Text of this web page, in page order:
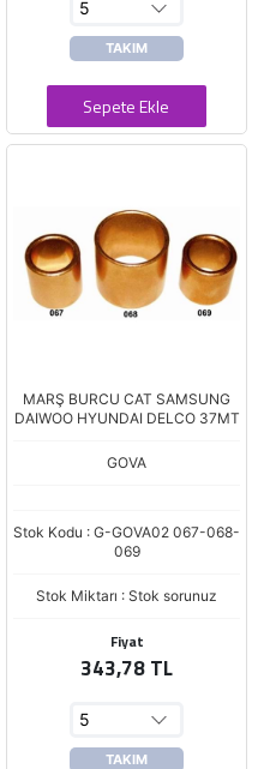
TAKIM
Sepete Ekle
MARŞ BURCU CAT SAMSUNG
DAIWOO HYUNDAI DELCO 37MT
GOVA
Stok Kodu : G-GOVA02 067-068-
069
Stok Miktarı : Stok sorunuz
Fiyat
343,78 TL
TAKIM